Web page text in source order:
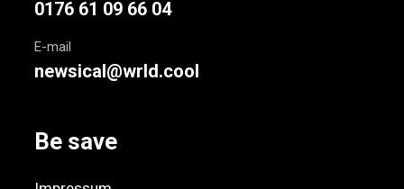
0176 61 09 66 04
E-mail
newsical@wrld.cool
Be save